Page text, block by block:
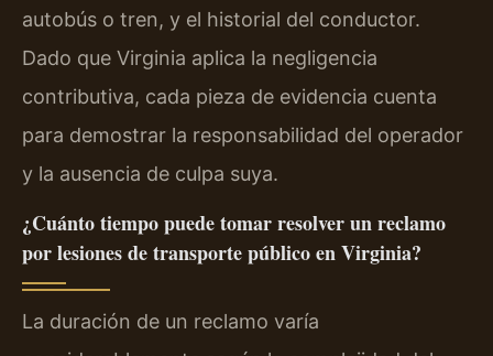
autobús o tren, y el historial del conductor.
Dado que Virginia aplica la negligencia
contributiva, cada pieza de evidencia cuenta
para demostrar la responsabilidad del operador
y la ausencia de culpa suya.
¿Cuánto tiempo puede tomar resolver un reclamo
por lesiones de transporte público en Virginia?
La duración de un reclamo varía